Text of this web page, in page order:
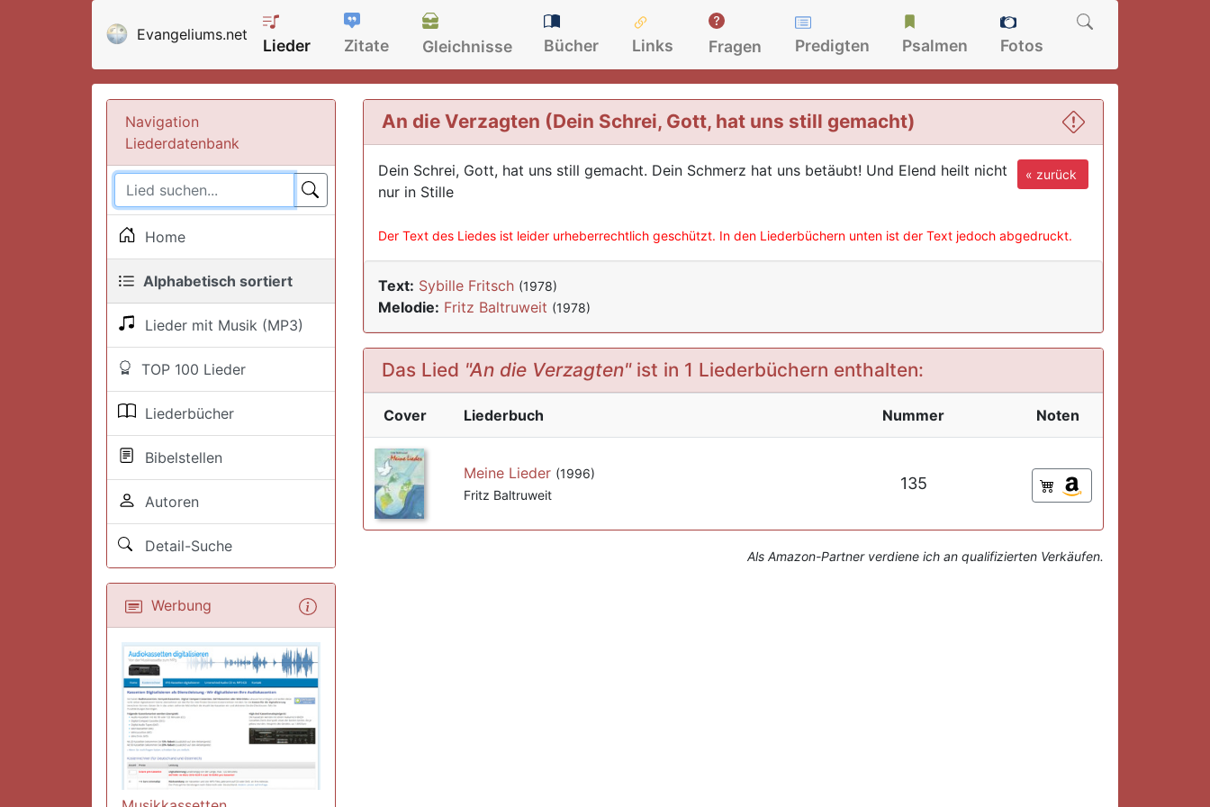
Evangeliums.net
Lieder Zitate Gleichnisse Bücher Links Fragen Predigten Psalmen Fotos
Navigation
Liederdatenbank
Home
Alphabetisch sortiert
Lieder mit Musik (MP3)
TOP 100 Lieder
Liederbücher
Bibelstellen
Autoren
Detail-Suche
Werbung
An die Verzagten (Dein Schrei, Gott, hat uns still gemacht)
« zurück
Dein Schrei, Gott, hat uns still gemacht. Dein Schmerz hat uns betäubt! Und Elend heilt nicht
nur in Stille
Der Text des Liedes ist leider urheberrechtlich geschützt. In den Liederbüchern unten ist der Text jedoch abgedruckt.
Text: Sybille Fritsch (1978)
Melodie: Fritz Baltruweit (1978)
Das Lied "An die Verzagten"ist in 1 Liederbüchern enthalten:
Cover Liederbuch Nummer Noten
Meine Lieder (1996)
Fritz Baltruweit
135
Als Amazon-Partner verdiene ich an qualifizierten Verkäufen.